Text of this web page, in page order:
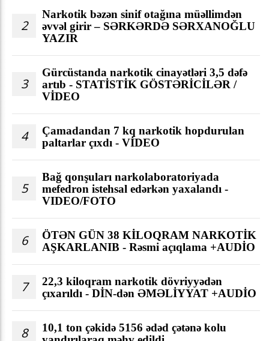
2
Narkotik bəzən sinif otağına müəllimdən
əvvəl girir – SƏRKƏRDƏ SƏRXANOĞLU
YAZIR
3
Gürcüstanda narkotik cinayətləri 3,5 dəfə
artıb - STATİSTİK GÖSTƏRİCİLƏR /
VİDEO
4
Çamadandan 7 kq narkotik hopdurulan
paltarlar çıxdı - VİDEO
5
Bağ qonşuları narkolaboratoriyada
mefedron istehsal edərkən yaxalandı -
VIDEO/FOTO
6
ÖTƏN GÜN 38 KİLOQRAM NARKOTİK
AŞKARLANIB - Rəsmi açıqlama +AUDİO
7
22,3 kiloqram narkotik dövriyyədən
çıxarıldı - DİN-dən ƏMƏLİYYAT +AUDİO
8
10,1 ton çəkidə 5156 ədəd çətənə kolu